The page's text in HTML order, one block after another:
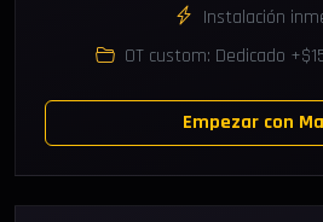
Instalación
OT custom: Dedicado
Empezar con